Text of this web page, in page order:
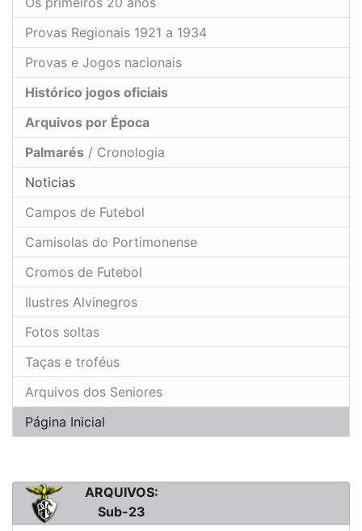
Provas Regionais 1921 a 1934
Provas e Jogos nacionais
Histórico jogos oficiais
Arquivos por Época
Palmarés / Cronologia
Noticias
Campos de Futebol
Camisolas do Portimonense
Cromos de Futebol
Ilustres Alvinegros
Fotos soltas
Taças e troféus
Arquivos dos Seniores
Página Inicial
ARQUIVOS:
Sub-23